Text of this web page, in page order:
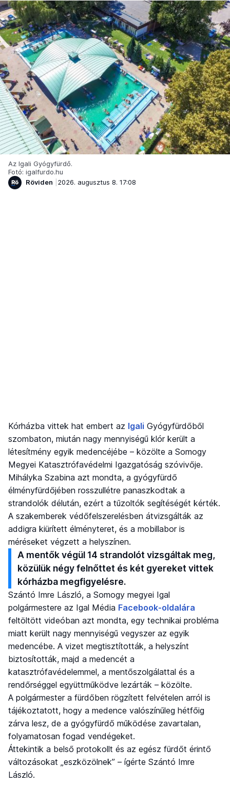
Az Igali Gyógyfürdő.
Fotó: igalfurdo.hu
Röviden
2026. augusztus 8. 17:08
Kórházba vittek hat embert az Igali Gyógyfürdőből
szombaton, miután nagy mennyiségű klór került a
létesítmény egyik medencéjébe – közölte a Somogy
Megyei Katasztrófavédelmi Igazgatóság szóvivője.
Mihályka Szabina azt mondta, a gyógyfürdő
élményfürdőjében rosszullétre panaszkodtak a
strandolók délután, ezért a tűzoltók segítéségét kérték.
A szakemberek védőfelszerelésben átvizsgálták az
addigra kiürített élményteret, és a mobillabor is
méréseket végzett a helyszínen.
A mentők végül 14 strandolót vizsgáltak meg,
közülük négy felnőttet és két gyereket vittek
kórházba megfigyelésre.
Szántó Imre László, a Somogy megyei Igal
polgármestere az Igal Média Facebook-oldalára
feltöltött videóban azt mondta, egy technikai probléma
miatt került nagy mennyiségű vegyszer az egyik
medencébe. A vizet megtisztították, a helyszínt
biztosították, majd a medencét a
katasztrófavédelemmel, a mentőszolgálattal és a
rendőrséggel együttműködve lezárták – közölte.
A polgármester a fürdőben rögzített felvételen arról is
tájékoztatott, hogy a medence valószínűleg hétfőig
zárva lesz, de a gyógyfürdő működése zavartalan,
folyamatosan fogad vendégeket.
Áttekintik a belső protokollt és az egész fürdőt érintő
változásokat „eszközölnek” – ígérte Szántó Imre
László.